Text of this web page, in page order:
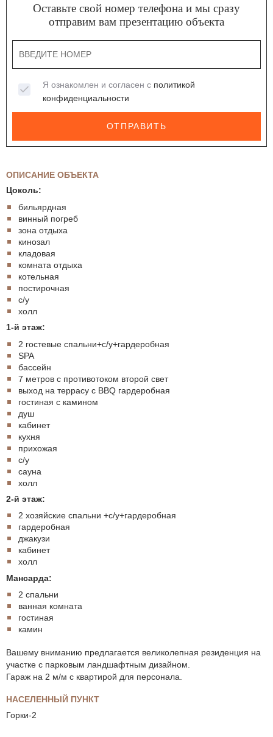
ОПИСАНИЕ ОБЪЕКТА
Цоколь:
бильярдная
винный погреб
зона отдыха
кинозал
кладовая
комната отдыха
котельная
постирочная
с/у
холл
1-й этаж:
2 гостевые спальни+с/у+гардеробная
SPA
бассейн
7 метров с противотоком второй свет
выход на террасу с BBQ гардеробная
гостиная с камином
душ
кабинет
кухня
прихожая
с/у
сауна
холл
2-й этаж:
2 хозяйские спальни +с/у+гардеробная
гардеробная
джакузи
кабинет
холл
Мансарда:
2 спальни
ванная комната
гостиная
камин
Вашему вниманию предлагается великолепная резиденция на
участке с парковым ландшафтным дизайном.
Гараж на 2 м/м с квартирой для персонала.
НАСЕЛЕННЫЙ ПУНКТ
Горки-2
Оставьте свой номер телефона и мы сразу
отправим вам презентацию объекта
Я ознакомлен и согласен с политикой
конфиденциальности
ОТПРАВИТЬ